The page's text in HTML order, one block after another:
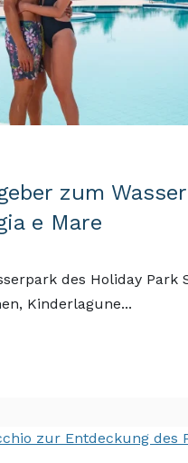
zum
e Mare
des Holiday Park
Kinderlagune...